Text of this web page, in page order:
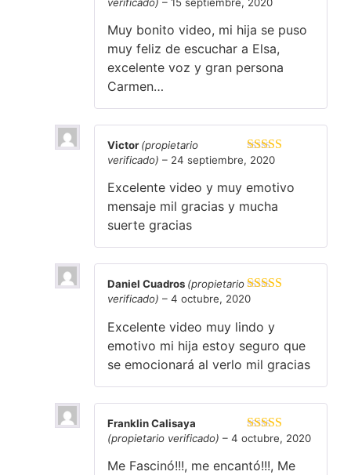
Valorado en
Muy bonito video, mi hija se puso
muy feliz de escuchar a Elsa,
excelente voz y gran persona
Carmen…
Valorado en
Victor(propietario
verificado) – 24 septiembre, 2020
Excelente video y muy emotivo
mensaje mil gracias y mucha
suerte gracias
Valorado en
Daniel Cuadros (propietario
verificado) – 4 octubre, 2020
Excelente video muy lindo y
emotivo mi hija estoy seguro que
se emocionará al verlo mil gracias
Valorado en
Franklin Calisaya
(propietario verificado) – 4 octubre, 2020
Me Fascinó!!!, me encantó!!!, Me